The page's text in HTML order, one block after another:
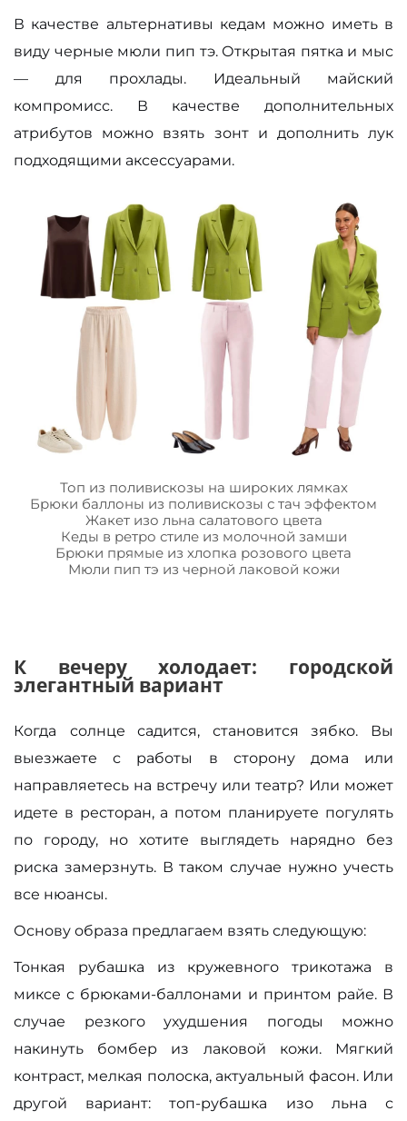
В качестве альтернативы кедам можно иметь в
виду черные мюли пип тэ. Открытая пятка и мыс
— для прохлады. Идеальный майский
компромисс. В качестве дополнительных
атрибутов можно взять зонт и дополнить лук
подходящими аксессуарами.
Топ из поливискозы на широких лямках
Брюки баллоны из поливискозы с тач эффектом
Жакет изо льна салатового цвета
Кеды в ретро стиле из молочной замши
Брюки прямые из хлопка розового цвета
Мюли пип тэ из черной лаковой кожи
К вечеру холодает: городской
элегантный вариант
Когда
солнце садится, становится зябко. Вы
выезжаете с работы в сторону дома или
направляетесь на встречу или театр? Или может
идете в ресторан, а потом планируете погулять
по городу, но хотите выглядеть нарядно без
риска замерзнуть. В таком случае нужно учесть
все нюансы.
Основу образа предлагаем взять следующую:
Тонкая рубашка из кружевного трикотажа в
миксе с брюками-баллонами и принтом райе. В
случае резкого ухудшения погоды можно
накинуть бомбер из лаковой кожи. Мягкий
контраст, мелкая полоска, актуальный фасон. Или
другой вариант: топ-рубашка изо льна с